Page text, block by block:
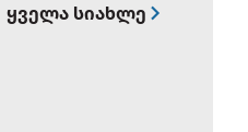
ყველა სიახლე